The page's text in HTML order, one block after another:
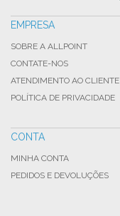
EMPRESA
SOBRE A ALLPOINT
CONTATE-NOS
ATENDIMENTO AO CLIENTE
POLÍTICA DE PRIVACIDADE
CONTA
MINHA CONTA
PEDIDOS E DEVOLUÇÕES